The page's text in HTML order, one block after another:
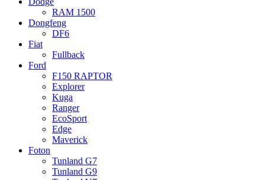
RAM 1500
Dongfeng
DF6
Fiat
Fullback
Ford
F150 RAPTOR
Explorer
Kuga
Ranger
EcoSport
Edge
Maverick
Foton
Tunland G7
Tunland G9